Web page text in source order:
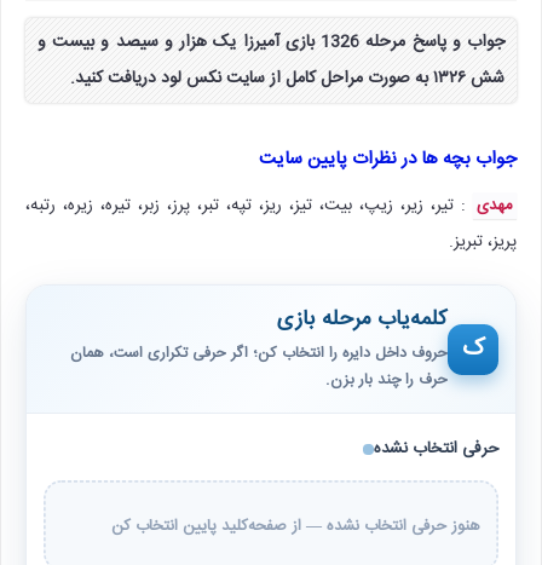
جواب و پاسخ مرحله 1326 بازی آمیرزا یک هزار و سیصد و بیست و
شش ۱۳۲۶ به صورت مراحل کامل از سایت نکس لود دریافت کنید.
جواب بچه ها در نظرات پایین سایت
مهدی : تیر، زیر، زیپ، بیت، تیز، ریز، تپه، تبر، پرز، زبر، تیره، زیره، رتبه،
پریز، تبریز.
ک
کلمه‌یاب مرحله بازی
حروف داخل دایره را انتخاب کن؛ اگر حرفی تکراری است، همان
حرف را چند بار بزن.
حرفی انتخاب نشده
هنوز حرفی انتخاب نشده — از صفحه‌کلید پایین انتخاب کن